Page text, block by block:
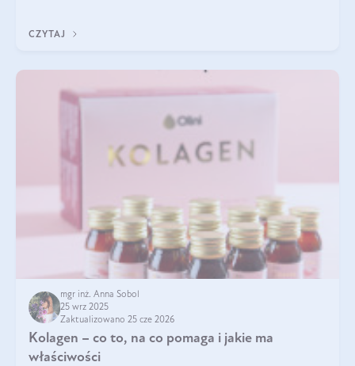
CZYTAJ
mgr inż. Anna Sobol
25 wrz 2025
Zaktualizowano 25 cze 2026
Kolagen – co to, na co pomaga i jakie ma
właściwości